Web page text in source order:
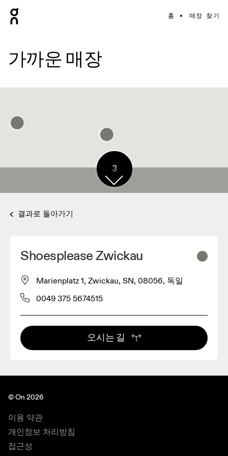
홈 매장 찾기
가까운 매장
3
결과로 돌아가기
Shoesplease Zwickau
Marienplatz 1, Zwickau, SN, 08056, 독일
0049 375 5674515
오시는 길
© On 2026
이용 약관
개인정보 처리방침
접근성